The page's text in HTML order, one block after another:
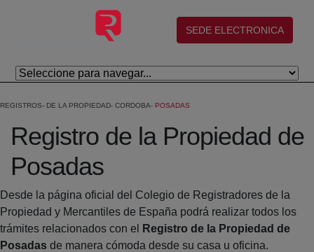
Eduki nagusira joan
(abre en nueva ventana)
SEDE ELECTRONICA
REGISTROS DE LA PROPIEDAD CORDOBA POSADAS
Registro de la Propiedad de
Posadas
Desde la página oficial del Colegio de Registradores de la
Propiedad y Mercantiles de España podrá realizar todos los
trámites relacionados con el
Registro de la Propiedad de
Posadas de manera cómoda desde su casa u oficina.